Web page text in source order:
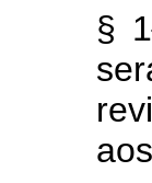
§ 1